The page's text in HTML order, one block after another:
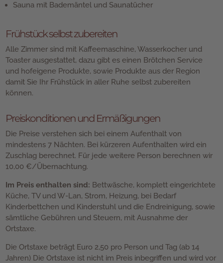
Sauna mit Bademäntel und Saunatücher
Frühstück selbst zubereiten
Alle Zimmer sind mit Kaffeemaschine, Wasserkocher und
Toaster ausgestattet, dazu gibt es einen Brötchen Service
und hofeigene Produkte, sowie Produkte aus der Region
damit Sie Ihr Frühstück in aller Ruhe selbst zubereiten
können.
Preiskonditionen und Ermäßigungen
Die Preise verstehen sich bei einem Aufenthalt von
mindestens 7 Nächten. Bei kürzeren Aufenthalten wird ein
Zuschlag berechnet. Für jede weitere Person berechnen wir
10,00 €/Übernachtung.
Im Preis enthalten sind: Bettwäsche, komplett eingerichtete
Küche, TV und W-Lan, Strom, Heizung, bei Bedarf
Kinderbettchen und Kinderstuhl und die Endreinigung, sowie
sämtliche Gebühren und Steuern, mit Ausnahme der
Ortstaxe.
Die Ortstaxe beträgt Euro 2,50 pro Person und Tag (ab 14
Jahren) Die Ortstaxe ist nicht im Preis inbegriffen und wird vor